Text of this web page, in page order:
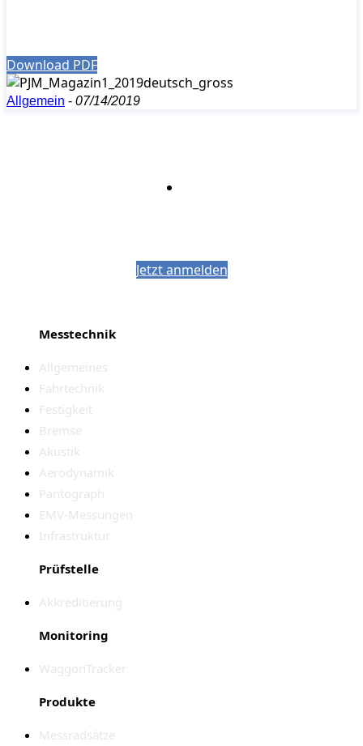
Download PDF
Allgemein - 07/14/2019
Jetzt anmelden
Messtechnik
Allgemeines
Fahrtechnik
Festigkeit
Bremse
Akustik
Aerodynamik
Pantograph
EMV-Messungen
Infrastruktur
Prüfstelle
Akkreditierung
Monitoring
WaggonTracker
Produkte
Messradsätze